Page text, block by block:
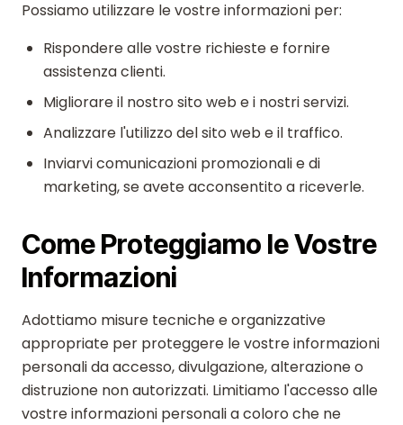
Possiamo utilizzare le vostre informazioni per:
Rispondere alle vostre richieste e fornire
assistenza clienti.
Migliorare il nostro sito web e i nostri servizi.
Analizzare l'utilizzo del sito web e il traffico.
Inviarvi comunicazioni promozionali e di
marketing, se avete acconsentito a riceverle.
Come Proteggiamo le Vostre
Informazioni
Adottiamo misure tecniche e organizzative
appropriate per proteggere le vostre informazioni
personali da accesso, divulgazione, alterazione o
distruzione non autorizzati. Limitiamo l'accesso alle
vostre informazioni personali a coloro che ne